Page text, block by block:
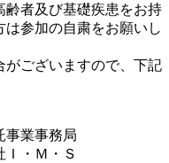
齢者及び基礎疾患をお持
参加の自粛をお願いし
がございますので、下記
事業事務局
・Ｍ・Ｓ